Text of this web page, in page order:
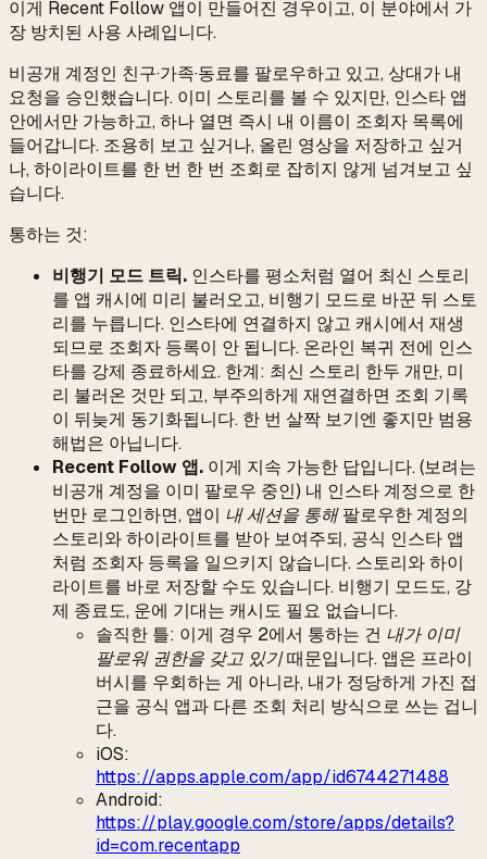
이게 Recent Follow 앱이 만들어진 경우이고, 이 분야에서 가
장 방치된 사용 사례입니다.
비공개 계정인 친구·가족·동료를 팔로우하고 있고, 상대가 내
요청을 승인했습니다. 이미 스토리를 볼 수 있지만, 인스타 앱
안에서만 가능하고, 하나 열면 즉시 내 이름이 조회자 목록에
들어갑니다. 조용히 보고 싶거나, 올린 영상을 저장하고 싶거
나, 하이라이트를 한 번 한 번 조회로 잡히지 않게 넘겨보고 싶
습니다.
통하는 것:
비행기 모드 트릭. 인스타를 평소처럼 열어 최신 스토리
를 앱 캐시에 미리 불러오고, 비행기 모드로 바꾼 뒤 스토
리를 누릅니다. 인스타에 연결하지 않고 캐시에서 재생
되므로 조회자 등록이 안 됩니다. 온라인 복귀 전에 인스
타를 강제 종료하세요. 한계: 최신 스토리 한두 개만, 미
리 불러온 것만 되고, 부주의하게 재연결하면 조회 기록
이 뒤늦게 동기화됩니다. 한 번 살짝 보기엔 좋지만 범용
해법은 아닙니다.
Recent Follow 앱. 이게 지속 가능한 답입니다. (보려는
비공개 계정을 이미 팔로우 중인) 내 인스타 계정으로 한
번만 로그인하면, 앱이 내 세션을 통해팔로우한 계정의
스토리와 하이라이트를 받아 보여주되, 공식 인스타 앱
처럼 조회자 등록을 일으키지 않습니다. 스토리와 하이
라이트를 바로 저장할 수도 있습니다. 비행기 모드도, 강
제 종료도, 운에 기대는 캐시도 필요 없습니다.
솔직한 틀: 이게 경우 2에서 통하는 건 내가 이미
팔로워 권한을 갖고 있기때문입니다. 앱은 프라이
버시를 우회하는 게 아니라, 내가 정당하게 가진 접
근을 공식 앱과 다른 조회 처리 방식으로 쓰는 겁니
다.
iOS:
https://apps.apple.com/app/id6744271488
Android:
https://play.google.com/store/apps/details?
id=com.recentapp